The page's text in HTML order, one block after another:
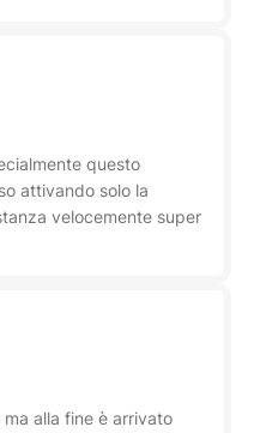
questo
attivando solo la
velocemente super
alla fine è arrivato